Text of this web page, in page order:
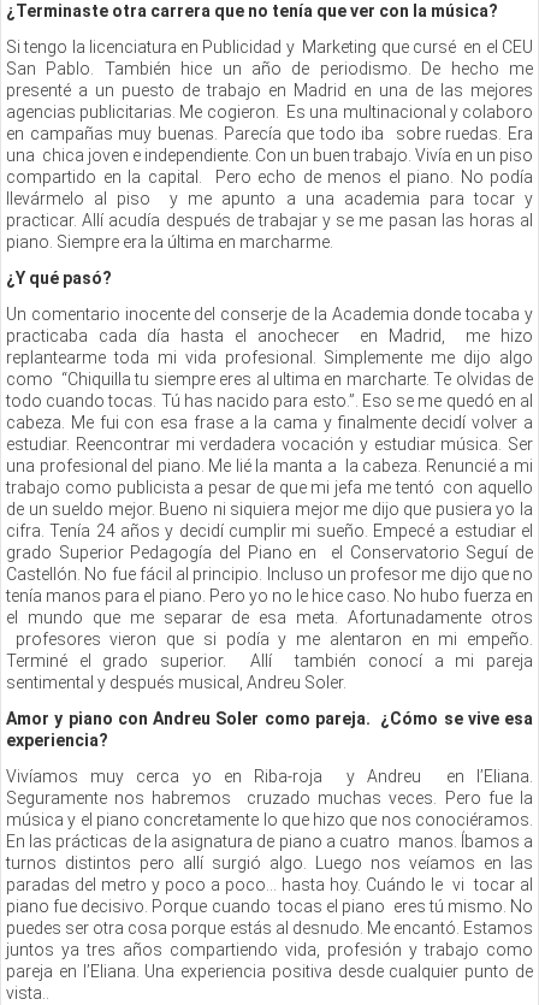
¿Terminaste otra carrera que no tenía que ver con la música?
Si tengo la licenciatura en Publicidad y Marketing que cursé en el CEU
San Pablo. También hice un año de periodismo. De hecho me
presenté a un puesto de trabajo en Madrid en una de las mejores
agencias publicitarias. Me cogieron. Es una multinacional y colaboro
en campañas muy buenas. Parecía que todo iba sobre ruedas. Era
una chica joven e independiente. Con un buen trabajo. Vivía en un piso
compartido en la capital. Pero echo de menos el piano. No podía
llevármelo al piso y me apunto a una academia para tocar y
practicar. Allí acudía después de trabajar y se me pasan las horas al
piano. Siempre era la última en marcharme.
¿Y qué pasó?
Un comentario inocente del conserje de la Academia donde tocaba y
practicaba cada día hasta el anochecer en Madrid, me hizo
replantearme toda mi vida profesional. Simplemente me dijo algo
como “Chiquilla tu siempre eres al ultima en marcharte. Te olvidas de
todo cuando tocas. Tú has nacido para esto.”. Eso se me quedó en al
cabeza. Me fui con esa frase a la cama y finalmente decidí volver a
estudiar. Reencontrar mi verdadera vocación y estudiar música. Ser
una profesional del piano. Me lié la manta a la cabeza. Renuncié a mi
trabajo como publicista a pesar de que mi jefa me tentó con aquello
de un sueldo mejor. Bueno ni siquiera mejor me dijo que pusiera yo la
cifra. Tenía 24 años y decidí cumplir mi sueño. Empecé a estudiar el
grado Superior Pedagogía del Piano en el Conservatorio Seguí de
Castellón. No fue fácil al principio. Incluso un profesor me dijo que no
tenía manos para el piano. Pero yo no le hice caso. No hubo fuerza en
el mundo que me separar de esa meta. Afortunadamente otros
profesores vieron que si podía y me alentaron en mi empeño.
Terminé el grado superior. Allí también conocí a mi pareja
sentimental y después musical, Andreu Soler.
Amor y piano con Andreu Soler como pareja. ¿Cómo se vive esa
experiencia?
Vivíamos muy cerca yo en Riba-roja y Andreu en l’Eliana.
Seguramente nos habremos cruzado muchas veces. Pero fue la
música y el piano concretamente lo que hizo que nos conociéramos.
En las prácticas de la asignatura de piano a cuatro manos. Íbamos a
turnos distintos pero allí surgió algo. Luego nos veíamos en las
paradas del metro y poco a poco… hasta hoy. Cuándo le vi tocar al
piano fue decisivo. Porque cuando tocas el piano eres tú mismo. No
puedes ser otra cosa porque estás al desnudo. Me encantó. Estamos
juntos ya tres años compartiendo vida, profesión y trabajo como
pareja en l’Eliana. Una experiencia positiva desde cualquier punto de
vista..